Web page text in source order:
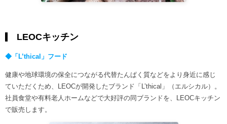
LEOCキッチン
◆「L’thical」フード
健康や地球環境の保全につながる代替たんぱく質などをより身近に感じ
ていただくため、LEOCが開発したブランド「L’thical」（エルシカル）。
社員食堂や有料老人ホームなどで大好評の同ブランドを、LEOCキッチン
で販売します。